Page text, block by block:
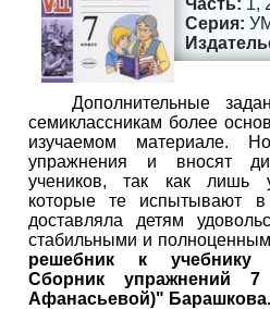
1,
Дополнительные
семиклассникам более
изучаемом материале.
упражнения и вносят
учеников, так как лишь
которые те испытывают
доставляла детям
стабильными и
решебник к учебнику
Сборник упражнений
Афанасьевой)" Барашкова.